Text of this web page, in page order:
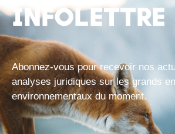
INFOLETTRE
Abonnez-vous pour recevoir nos
analyses juridiques sur les grands
environnementaux du moment.